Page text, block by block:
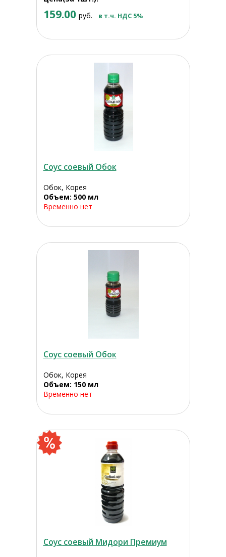
159.00 руб. в т.ч. НДС 5%
Соус соевый Обок
Обок, Корея
Объем: 500 мл
Временно нет
Соус соевый Обок
Обок, Корея
Объем: 150 мл
Временно нет
Соус соевый Мидори Премиум